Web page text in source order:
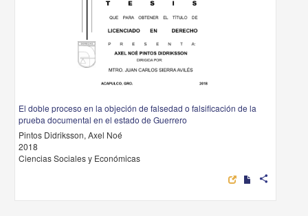
El doble proceso en la objeción de falsedad o falsificación de la
prueba documental en el estado de Guerrero
Pintos Didriksson, Axel Noé
2018
Ciencias Sociales y Económicas
share